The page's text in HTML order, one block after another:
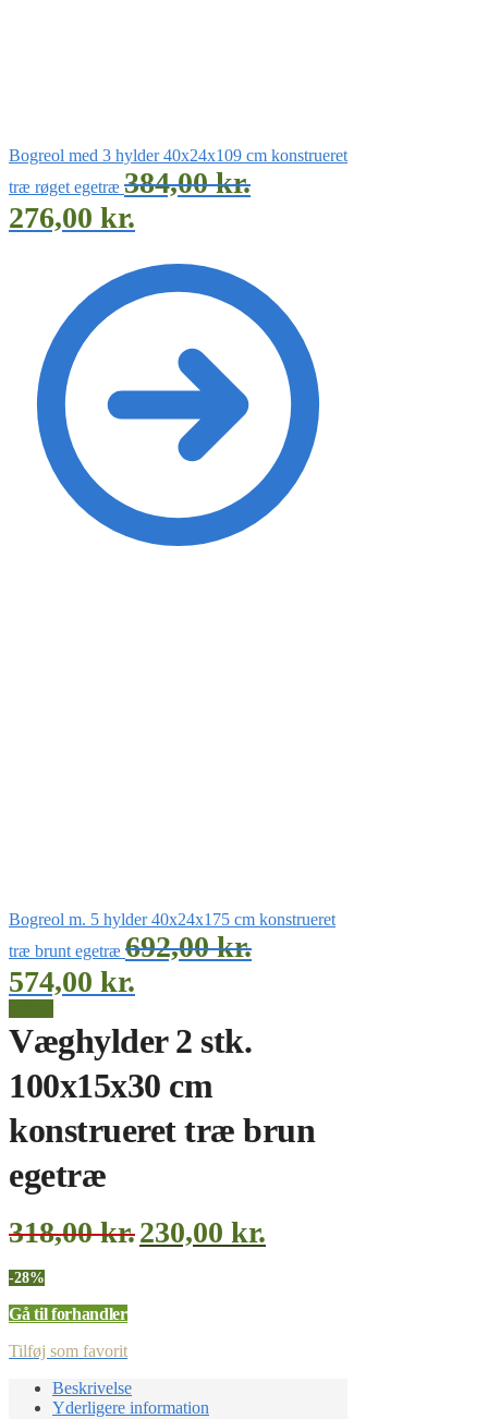
Bogreol med 3 hylder 40x24x109 cm konstrueret
træ røget egetræ 384,00kr.
276,00 kr.
Bogreol m. 5 hylder 40x24x175 cm konstrueret
træ brunt egetræ 692,00kr.
574,00 kr.
Væghylder 2 stk.
100x15x30 cm
konstrueret træ brun
egetræ
318,00kr.230,00 kr.
-28%
Gå til forhandler
Tilføj som favorit
Beskrivelse
Yderligere information